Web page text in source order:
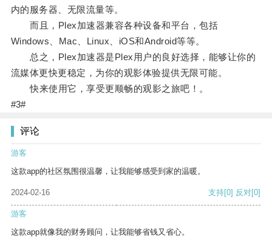
内的服务器、无限流量等。
而且，Plex加速器兼容各种设备和平台，包括
Windows、Mac、Linux、iOS和Android等等。
总之，Plex加速器是Plex用户的良好选择，能够让你的
流媒体更快更稳定，为你的观影体验提供无限可能。
快来使用它，享受更顺畅的观影之旅吧！。
#3#
评论
游客
这款app的社区氛围很温馨，让我能够感受到家的温暖。
2024-02-16 支持[0] 反对[0]
游客
这款app就像我的财务顾问，让我能够省钱又省心。